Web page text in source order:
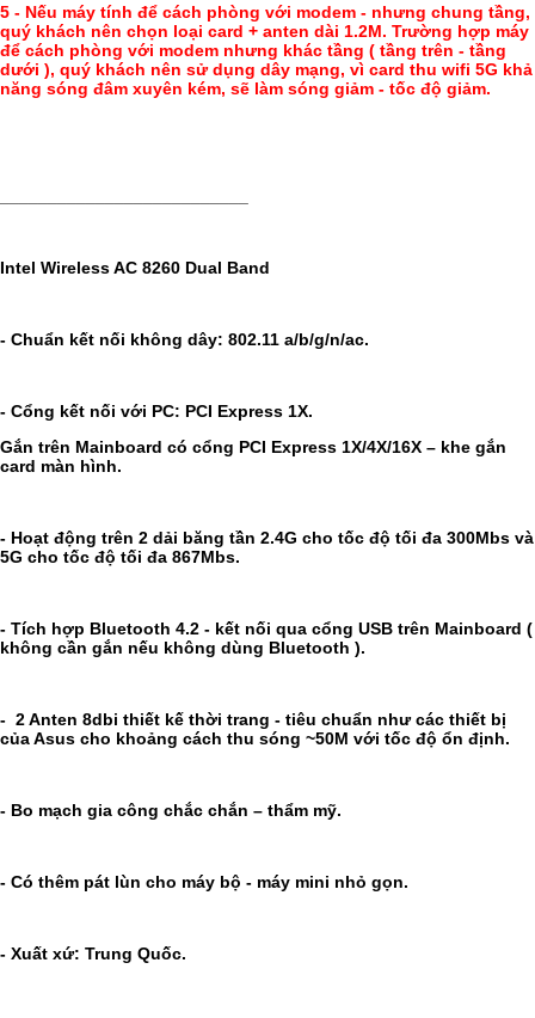
5 - Nếu máy tính để cách phòng với modem - nhưng chung tầng,
quý khách nên chọn loại card + anten dài 1.2M. Trường hợp máy
để cách phòng với modem nhưng khác tầng ( tầng trên - tầng
dưới ), quý khách nên sử dụng dây mạng, vì card thu wifi 5G khả
năng sóng đâm xuyên kém, sẽ làm sóng giảm - tốc độ giảm.
Intel Wireless AC 8260 Dual Band
- Chuẩn kết nối không dây: 802.11 a/b/g/n/ac.
- Cổng kết nối với PC: PCI Express 1X.
Gắn trên Mainboard có cổng PCI Express 1X/4X/16X – khe gắn
card màn hình.
- Hoạt động trên 2 dải băng tần 2.4G cho tốc độ tối đa 300Mbs và
5G cho tốc độ tối đa 867Mbs.
- Tích hợp Bluetooth 4.2 - kết nối qua cổng USB trên Mainboard (
không cần gắn nếu không dùng Bluetooth ).
- 2 Anten 8dbi thiết kế thời trang - tiêu chuẩn như các thiết bị
của Asus cho khoảng cách thu sóng ~50M với tốc độ ổn định.
- Bo mạch gia công chắc chắn – thẩm mỹ.
- Có thêm pát lùn cho máy bộ - máy mini nhỏ gọn.
- Xuất xứ: Trung Quốc.